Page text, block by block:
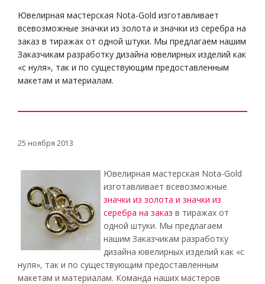
Ювелирная мастерская Nota-Gold изготавливает
всевозможные значки из золота и значки из серебра на
заказ в тиражах от одной штуки. Мы предлагаем нашим
Заказчикам разработку дизайна ювелирных изделий как
«с нуля», так и по существующим предоставленным
макетам и материалам.
25 ноября 2013
Ювелирная мастерская Nota-Gold
изготавливает всевозможные
значки из золота и значки из
серебра на заказ в тиражах от
одной штуки. Мы предлагаем
нашим Заказчикам разработку
дизайна ювелирных изделий как «с
нуля», так и по существующим предоставленным
макетам и материалам. Команда наших мастеров